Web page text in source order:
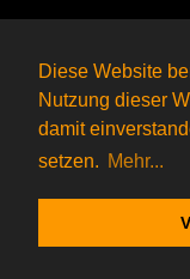
Diese Website
Nutzung dieser
damit
setzen. Mehr...
Das
28 Gagolganeronline(0
Gagolganer:
9732Rätsel